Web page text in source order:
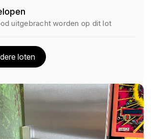
uitgebracht worden op dit lot
loten